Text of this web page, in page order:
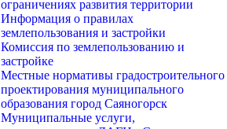
ограничениях развития территории
Информация о правилах
землепользования и застройки
Комиссия по землепользованию и
застройке
Местные нормативы градостроительного
проектирования муниципального
образования город Саяногорск
Муниципальные услуги,